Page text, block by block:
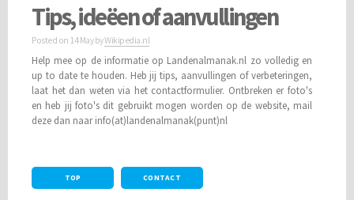
Tips, ideëen of aanvullingen
Posted on 14 MaybyWikipedia.nl
Help mee op de informatie op Landenalmanak.nl zo volledig en
up to date te houden. Heb jij tips, aanvullingen of verbeteringen,
laat het dan weten via het contactformulier. Ontbreken er foto's
en heb jij foto's dit gebruikt mogen worden op de website, mail
deze dan naar info(at)landenalmanak(punt)nl
TOP CONTACT